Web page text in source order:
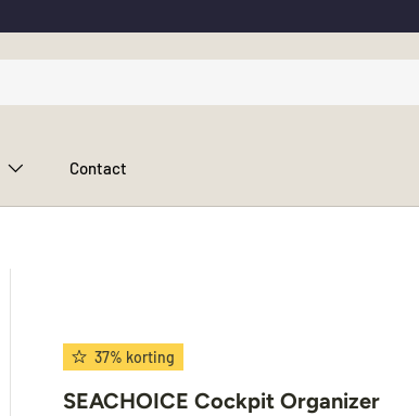
Contact
37% korting
SEACHOICE Cockpit Organizer